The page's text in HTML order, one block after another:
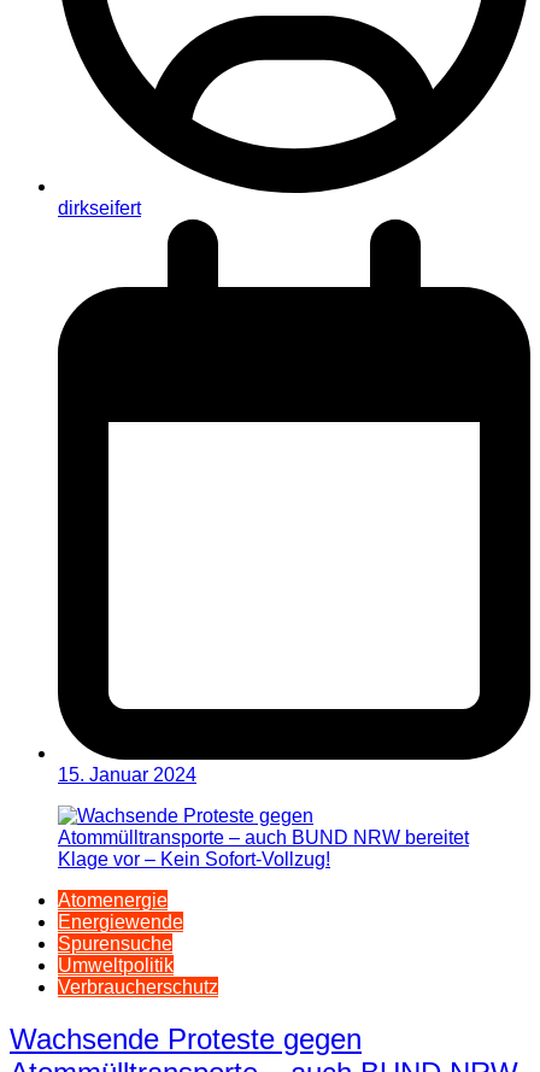
dirkseifert
15. Januar 2024
Atomenergie
Energiewende
Spurensuche
Umweltpolitik
Verbraucherschutz
Wachsende Proteste gegen